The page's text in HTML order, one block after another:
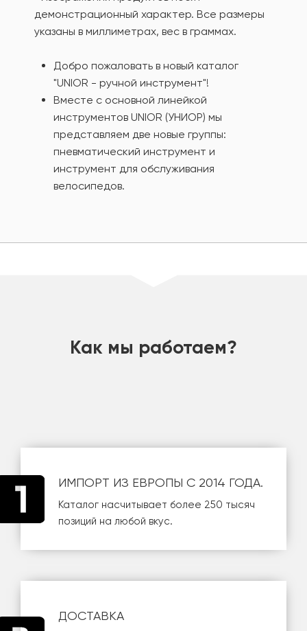
демонстрационный характер. Все размеры
указаны в миллиметрах, вес в граммах.
Добро пожаловать в новый каталог
"UNIOR - ручной инструмент"!
Вместе с основной линейкой
инструментов UNIOR (УНИОР) мы
представляем две новые группы:
пневматический инструмент и
инструмент для обслуживания
велосипедов.
Как мы работаем?
ИМПОРТ ИЗ ЕВРОПЫ С 2014 ГОДА.
Каталог насчитывает более 250 тысяч
позиций на любой вкус.
ДОСТАВКА